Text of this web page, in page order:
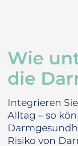
Wie
die
Integrieren
Alltag – so
Risiko von